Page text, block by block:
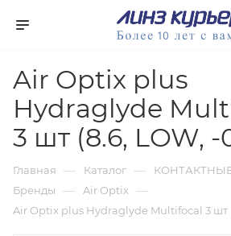
Air Optix plus
Hydraglyde
3 шт (8.6, LOW, -
Главная — Каталог —
Бренды — Air Optix —
Air Optix plus Hydraglyde Multifocal 3 шт